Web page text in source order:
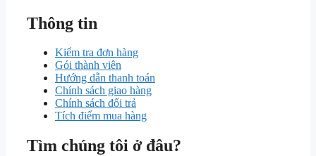
Thông tin
Kiểm tra đơn hàng
Gói thành viên
Hướng dẫn thanh toán
Chính sách giao hàng
Chính sách đổi trả
Tích điểm mua hàng
Tìm chúng tôi ở đâu?